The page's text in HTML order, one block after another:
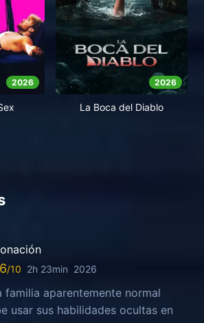
2026 2026
La Boca del Diablo
2h 23min 2026
familia aparentemente normal
usar sus habilidades ocultas en